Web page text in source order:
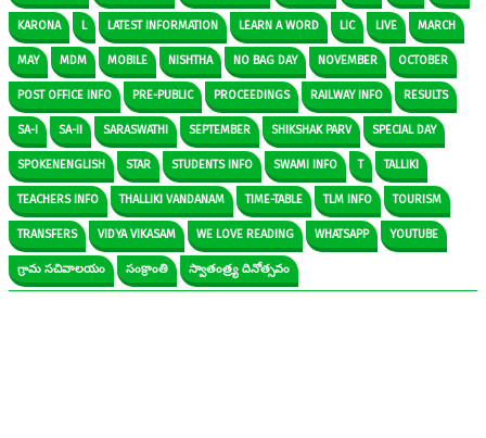
KARONA L LATEST INFORMATION LEARN A WORD LIC LIVE MARCH
MAY MDM MOBILE NISHTHA NO BAG DAY NOVEMBER OCTOBER
POST OFFICE INFO PRE-PUBLIC PROCEEDINGS RAILWAY INFO RESULTS
SA-I SA-II SARASWATHI SEPTEMBER SHIKSHAK PARV SPECIAL DAY
SPOKENENGLISH STAR STUDENTS INFO SWAMI INFO T TALLIKI
TEACHERS INFO THALLIKI VANDANAM TIME-TABLE TLM INFO TOURISM
TRANSFERS VIDYA VIKASAM WE LOVE READING WHATSAPP YOUTUBE
గ్రామ సచివాలయం సంక్రాంతి స్వాతంత్ర్య దినోత్సవం